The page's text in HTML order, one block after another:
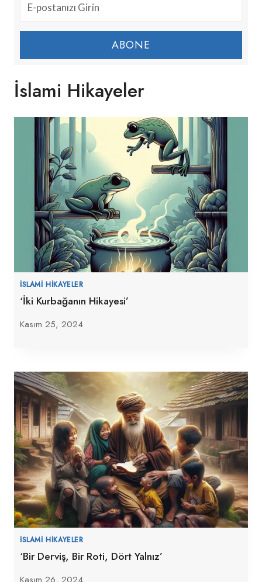
ABONE
İslami Hikayeler
İSLAMI HIKAYELER
‘İki Kurbağanın Hikayesi’
Kasım 25, 2024
İSLAMI HIKAYELER
‘Bir Derviş, Bir Roti, Dört Yalnız’